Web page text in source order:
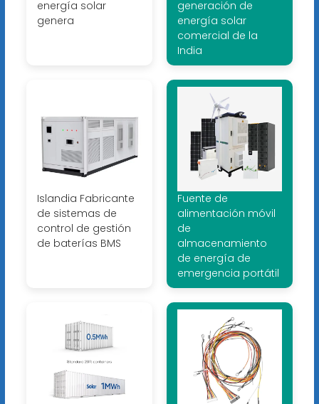
energía solar
genera
generación de
energía solar
comercial de la
India
Islandia Fabricante
de sistemas de
control de gestión
de baterías BMS
Fuente de
alimentación móvil
de
almacenamiento
de energía de
emergencia portátil